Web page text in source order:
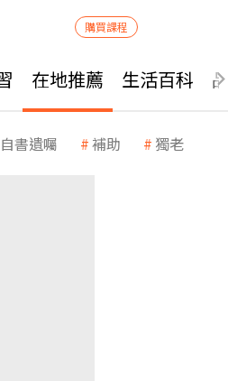
購買課程
在地推薦 生活百科
自書遺囑 補助 獨老